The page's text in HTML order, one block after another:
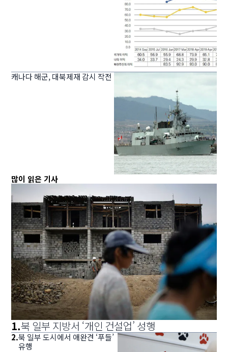
캐나다 해군, 대북제재 감시 작전
많이 읽은 기사
1.북 일부 지방서 ‘개인 건설업’ 성행
2.북 일부 도시에서 애완견 ‘푸들’
유행